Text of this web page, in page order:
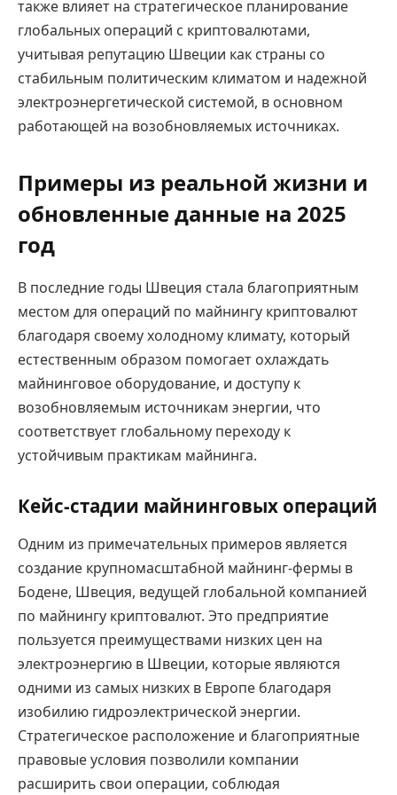
также влияет на стратегическое планирование
глобальных операций с криптовалютами,
учитывая репутацию Швеции как страны со
стабильным политическим климатом и надежной
электроэнергетической системой, в основном
работающей на возобновляемых источниках.
Примеры из реальной жизни и
обновленные данные на 2025
год
В последние годы Швеция стала благоприятным
местом для операций по майнингу криптовалют
благодаря своему холодному климату, который
естественным образом помогает охлаждать
майнинговое оборудование, и доступу к
возобновляемым источникам энергии, что
соответствует глобальному переходу к
устойчивым практикам майнинга.
Кейс-стадии майнинговых операций
Одним из примечательных примеров является
создание крупномасштабной майнинг-фермы в
Бодене, Швеция, ведущей глобальной компанией
по майнингу криптовалют. Это предприятие
пользуется преимуществами низких цен на
электроэнергию в Швеции, которые являются
одними из самых низких в Европе благодаря
изобилию гидроэлектрической энергии.
Стратегическое расположение и благоприятные
правовые условия позволили компании
расширить свои операции, соблюдая